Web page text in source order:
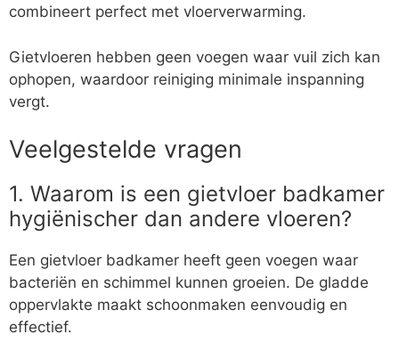
combineert perfect met vloerverwarming.
Gietvloeren hebben geen voegen waar vuil zich kan
ophopen, waardoor reiniging minimale inspanning
vergt.
Veelgestelde vragen
1. Waarom is een gietvloer badkamer
hygiënischer dan andere vloeren?
Een gietvloer badkamer heeft geen voegen waar
bacteriën en schimmel kunnen groeien. De gladde
oppervlakte maakt schoonmaken eenvoudig en
effectief.